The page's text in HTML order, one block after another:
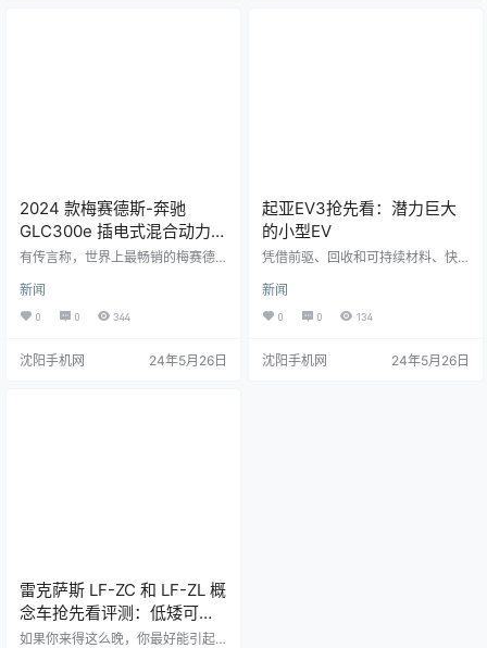
2024 款梅赛德斯-奔驰
GLC300e 插电式混合动力
车：它是最好的 GLC 吗？
有传言称，世界上最畅销的梅赛德
国。这是可以期待的。 我可以肯定
地说，我们对 2023 款梅赛德斯-奔
驰 GLC300 在美国道路上的首次测
是令人难以置信的价值，”马修·丘津
新闻
0 0 344
沈阳手机网 24年5月26日
起亚EV3抢先看：潜力巨大
的小型EV
凭借前驱、回收和可持续材料、快
格，这可能是我们一直在等待的负
担得起的电动汽车吗？ 起亚最近一
直在撕裂电动汽车，而且它并没有
有吸引力的设计语言在阵容的其他
新闻
0 0 134
沈阳手机网 24年5月26日
雷克萨斯 LF-ZC 和 LF-ZL 概
念车抢先看评测：低矮可爱
的电动汽车
如果你来得这么晚，你最好能引起